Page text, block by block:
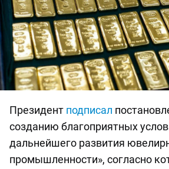
Президент подписал
созданию благоприятных
дальнейшего развития
промышленности», согласно